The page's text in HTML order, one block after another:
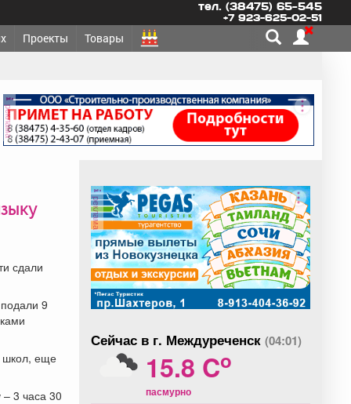
тел. (38475) 65-545
+7 923-625-02-51
Проекты Товары
реклама
сдали
9
школ, еще
3 часа 30
реклама
Сейчас в г. Междуреченск (04:01)
15.8 Co
пасмурно